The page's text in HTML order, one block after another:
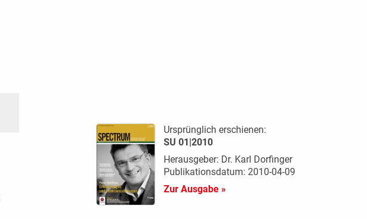
Ursprünglich erschienen:
SU 01|2010
Herausgeber: Dr. Karl Dorfinger
Publikationsdatum: 2010-04-09
Zur Ausgabe »